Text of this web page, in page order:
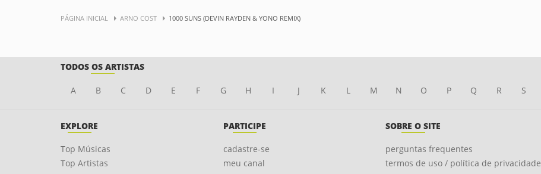
PÁGINA INICIAL ARNO COST 1000 SUNS (DEVIN RAYDEN & YONO REMIX)
TODOS OS ARTISTAS
A B C D E F G H I J K L M N O P Q R S
EXPLORE
Top Músicas
Top Artistas
PARTICIPE
cadastre-se
meu canal
SOBRE O SITE
perguntas frequentes
termos de uso / política de privacidade